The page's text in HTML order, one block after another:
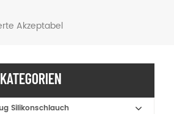
Akzeptabel
KATEGORIEN
Silikonschlauch